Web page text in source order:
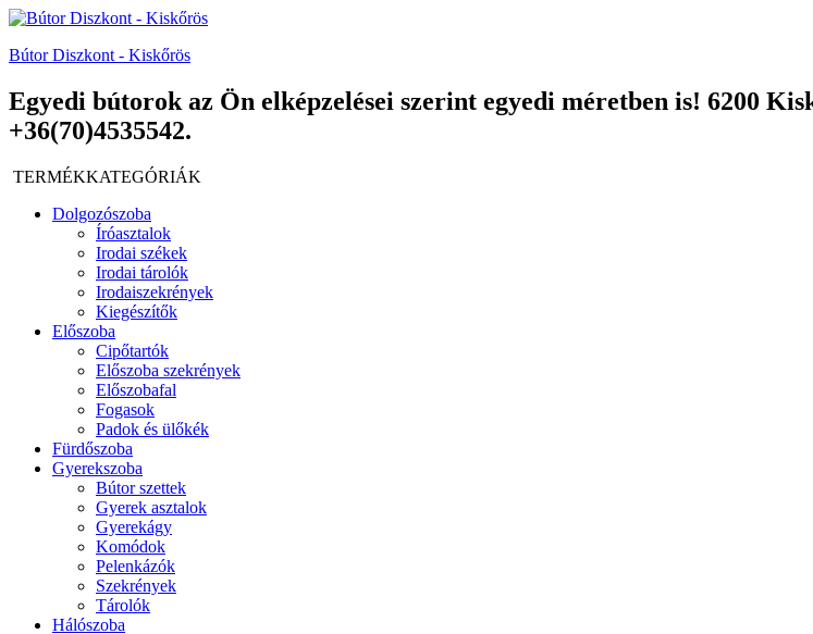
Bútor Diszkont - Kiskőrös
Egyedi bútorok az Ön elképzelései szerint egyedi méretben is! 6200
+36(70)4535542.
TERMÉKKATEGÓRIÁK
Dolgozószoba
Íróasztalok
Irodai székek
Irodai tárolók
Irodaiszekrények
Kiegészítők
Előszoba
Cipőtartók
Előszoba szekrények
Előszobafal
Fogasok
Padok és ülőkék
Fürdőszoba
Gyerekszoba
Bútor szettek
Gyerek asztalok
Gyerekágy
Komódok
Pelenkázók
Szekrények
Tárolók
Hálószoba